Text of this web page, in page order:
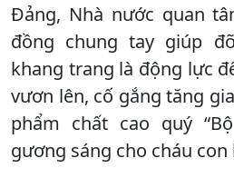
Đảng, Nhà nước quan
đồng chung tay giúp
khang trang là động lực
vươn lên, cố gắng tăng
phẩm chất cao quý
gương sáng cho cháu con